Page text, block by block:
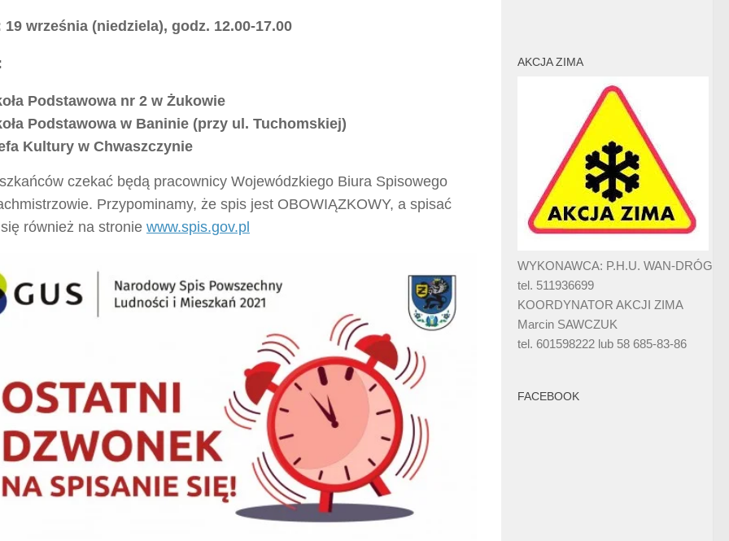
19 września (niedziela), godz. 12.00-17.00
Podstawowa nr 2 w Żukowie
Podstawowa w Baninie (przy ul. Tuchomskiej)
Kultury w Chwaszczynie
czekać będą pracownicy Wojewódzkiego Biura Spisowego
Przypominamy, że spis jest OBOWIĄZKOWY, a spisać
również na stronie www.spis.gov.pl
AKCJA ZIMA
WYKONAWCA: P.H.U. WAN-DRÓG
tel. 511936699
KOORDYNATOR AKCJI ZIMA
Marcin SAWCZUK
tel. 601598222 lub 58 685-83-86
FACEBOOK